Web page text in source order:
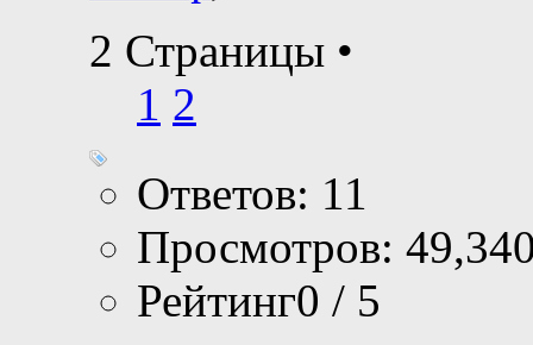
2 Страницы •
1 2
Ответов: 11
Просмотров:
Рейтинг0 / 5